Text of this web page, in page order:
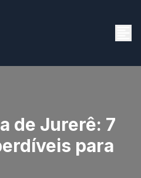
de Jurerê: 7
para